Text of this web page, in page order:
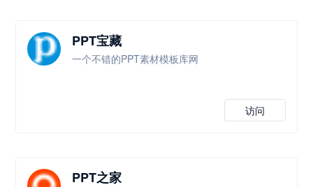
PPT宝藏
一个不错的PPT素材模板库网
访问
PPT之家